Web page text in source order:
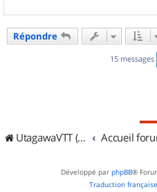
Répondre
15 messages
UtagawaVTT (Randos VTT et VTTAE avec traces GPS) Accueil
Développé par phpBB®
Traduction